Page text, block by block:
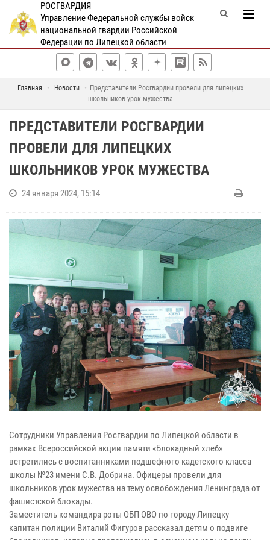
РОСГВАРДИЯ
Управление Федеральной службы войск
национальной гвардии Российской
Федерации по Липецкой области
Главная Новости
Представители Росгвардии провели для липецких
школьников урок мужества
ПРЕДСТАВИТЕЛИ РОСГВАРДИИ
ПРОВЕЛИ ДЛЯ ЛИПЕЦКИХ
ШКОЛЬНИКОВ УРОК МУЖЕСТВА
24 января 2024, 15:14
Сотрудники Управления Росгвардии по Липецкой области в
рамках Всероссийской акции памяти «Блокадный хлеб»
встретились с воспитанниками подшефного кадетского класса
школы №23 имени С.В. Добрина. Офицеры провели для
школьников урок мужества на тему освобождения Ленинграда от
фашистской блокады.
Заместитель командира роты ОБП ОВО по городу Липецку
капитан полиции Виталий Фигуров рассказал детям о подвиге